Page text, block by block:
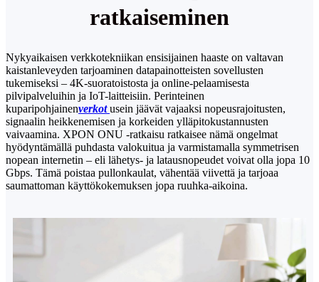
ratkaiseminen
Nykyaikaisen verkkotekniikan ensisijainen haaste on valtavan
kaistanleveyden tarjoaminen datapainotteisten sovellusten
tukemiseksi – 4K-suoratoistosta ja online-pelaamisesta
pilvipalveluihin ja IoT-laitteisiin. Perinteinen
kuparipohjainenverkot usein jäävät vajaaksi nopeusrajoitusten,
signaalin heikkenemisen ja korkeiden ylläpitokustannusten
vaivaamina. XPON ONU -ratkaisu ratkaisee nämä ongelmat
hyödyntämällä puhdasta valokuitua ja varmistamalla symmetrisen
nopean internetin – eli lähetys- ja latausnopeudet voivat olla jopa 10
Gbps. Tämä poistaa pullonkaulat, vähentää viivettä ja tarjoaa
saumattoman käyttökokemuksen jopa ruuhka-aikoina.